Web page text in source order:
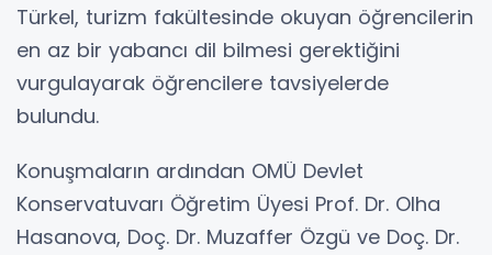
Türkel, turizm fakültesinde okuyan öğrencilerin
en az bir yabancı dil bilmesi gerektiğini
vurgulayarak öğrencilere tavsiyelerde
bulundu.
Konuşmaların ardından OMÜ Devlet
Konservatuvarı Öğretim Üyesi Prof. Dr. Olha
Hasanova, Doç. Dr. Muzaffer Özgü ve Doç. Dr.